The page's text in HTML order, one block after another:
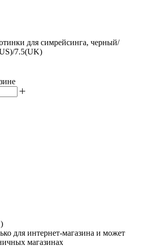
для симрейсинга, черный/
7.5(UK)
для интернет-магазина и может
магазинах